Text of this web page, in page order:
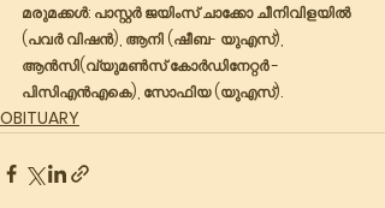
മരുമക്കൾ: പാസ്റ്റർ ജയിംസ് ചാക്കോ ചീനിവിളയിൽ
(പവർ വിഷൻ), ആനി (ഷീബ- യുഎസ്),
ആൻസി(വ്യുമൺസ് കോർഡിനേറ്റർ -
പിസിഎൻഎകെ), സോഫിയ (യുഎസ്).
OBITUARY